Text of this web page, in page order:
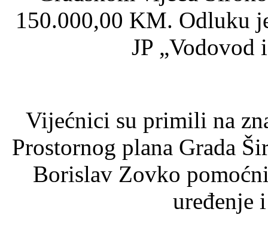
150.000,00 KM. Odluku
JP „Vodovod
Vijećnici su primili na
Prostornog plana Grada
Borislav Zovko
uređenje